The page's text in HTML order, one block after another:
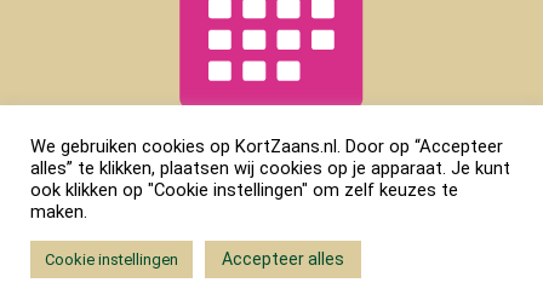
Copyright © Kort Zaans |Gehost door
We gebruiken cookies op KortZaans.nl. Door op “Accepteer
alles” te klikken, plaatsen wij cookies op je apparaat. Je kunt
ook klikken op "Cookie instellingen" om zelf keuzes te
maken.
Cookie instellingen Accepteer alles